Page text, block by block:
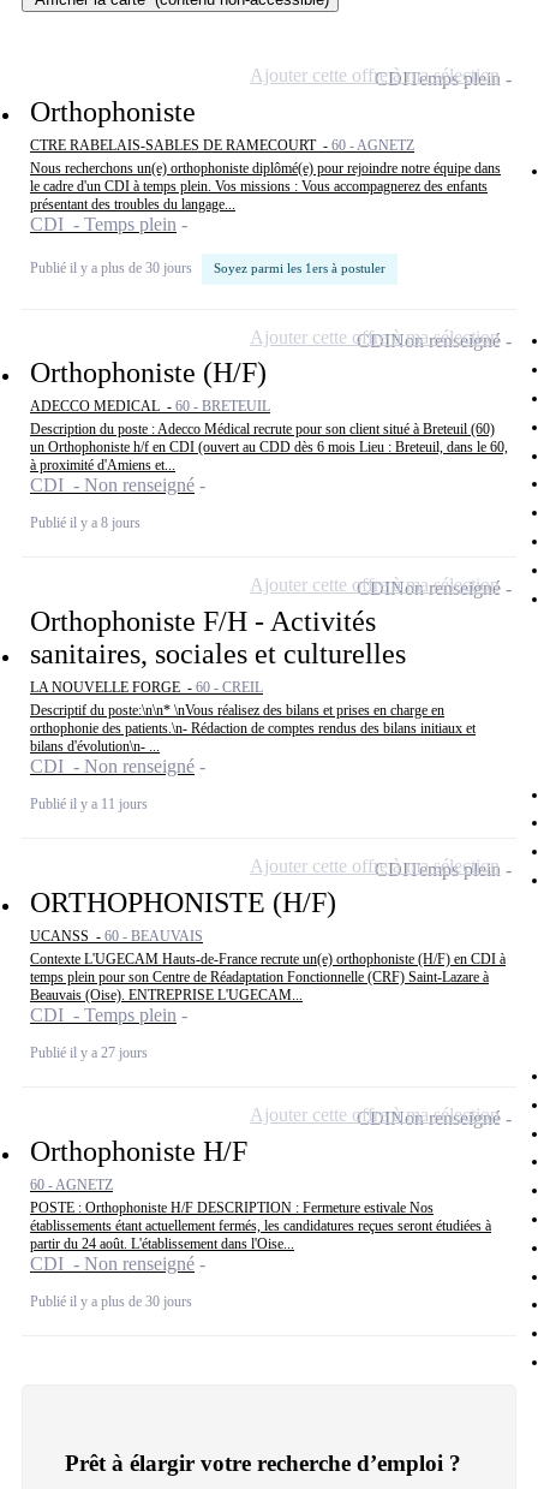
Orthophoniste
CTRE RABELAIS-SABLES DE RAMECOURT - 60 - AGNETZ
Nous recherchons un(e) orthophoniste diplômé(e) pour rejoindre notre équipe dans
le cadre d'un CDI à temps plein. Vos missions : Vous accompagnerez des enfants
présentant des troubles du langage...
CDI - Temps plein
Publié il y a plus de 30 jours Soyez parmi les 1ers à postuler
CDITemps plein
Ajouter cette offre à ma sélection
Orthophoniste (H/F)
ADECCO MEDICAL - 60 - BRETEUIL
Description du poste : Adecco Médical recrute pour son client situé à Breteuil (60)
un Orthophoniste h/f en CDI (ouvert au CDD dès 6 mois Lieu : Breteuil, dans le 60,
à proximité d'Amiens et...
CDI - Non renseigné
Publié il y a 8 jours
CDINon renseigné
Ajouter cette offre à ma sélection
Orthophoniste F/H - Activités
sanitaires, sociales et culturelles
LA NOUVELLE FORGE - 60 - CREIL
Descriptif du poste:\n\n* \nVous réalisez des bilans et prises en charge en
orthophonie des patients.\n- Rédaction de comptes rendus des bilans initiaux et
bilans d'évolution\n- ...
CDI - Non renseigné
Publié il y a 11 jours
CDINon renseigné
Ajouter cette offre à ma sélection
ORTHOPHONISTE (H/F)
UCANSS - 60 - BEAUVAIS
Contexte L'UGECAM Hauts-de-France recrute un(e) orthophoniste (H/F) en CDI à
temps plein pour son Centre de Réadaptation Fonctionnelle (CRF) Saint-Lazare à
Beauvais (Oise). ENTREPRISE L'UGECAM...
CDI - Temps plein
Publié il y a 27 jours
CDITemps plein
Ajouter cette offre à ma sélection
Orthophoniste H/F
60 - AGNETZ
POSTE : Orthophoniste H/F DESCRIPTION : Fermeture estivale Nos
établissements étant actuellement fermés, les candidatures reçues seront étudiées à
partir du 24 août. L'établissement dans l'Oise...
CDI - Non renseigné
Publié il y a plus de 30 jours
CDINon renseigné
Ajouter cette offre à ma sélection
Prêt à élargir votre recherche d’emploi ?